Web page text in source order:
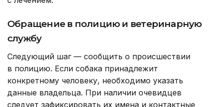
Обращение в полицию и ветеринарную
службу
Следующий шаг — сообщить о происшествии
в полицию. Если собака принадлежит
конкретному человеку, необходимо указать
данные владельца. При наличии очевидцев
следует зафиксировать их имена и контактные